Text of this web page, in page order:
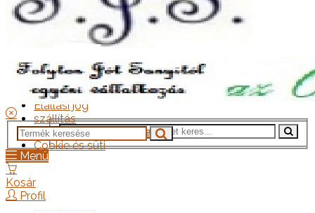
Hírek
Elérhetőség
Általános szerződési feltételek
Elállási jog
szállítás
Adatkezelési tájékoztató
Cookie és süti
Menü
Kosár
Profil